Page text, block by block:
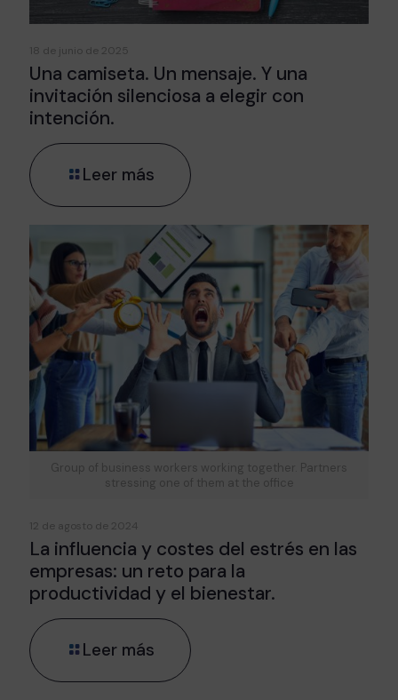
18 de junio de 2025
Una camiseta. Un mensaje. Y una
invitación silenciosa a elegir con
intención.
Leer más
Group of business workers working together. Partners
stressing one of them at the office
12 de agosto de 2024
La influencia y costes del estrés en las
empresas: un reto para la
productividad y el bienestar.
Leer más